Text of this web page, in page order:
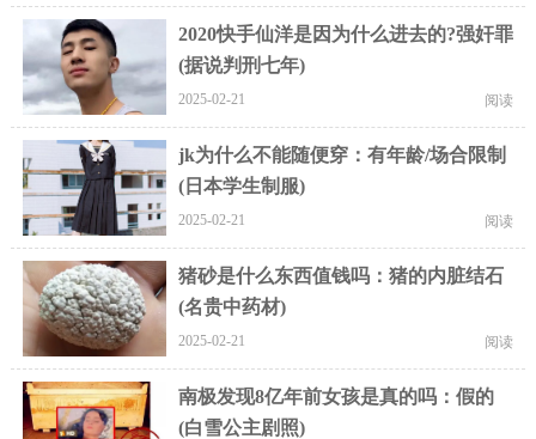
2020快手仙洋是因为什么进去的?强奸罪
(据说判刑七年)
2025-02-21 阅读
jk为什么不能随便穿：有年龄/场合限制
(日本学生制服)
2025-02-21 阅读
猪砂是什么东西值钱吗：猪的内脏结石
(名贵中药材)
2025-02-21 阅读
南极发现8亿年前女孩是真的吗：假的
(白雪公主剧照)